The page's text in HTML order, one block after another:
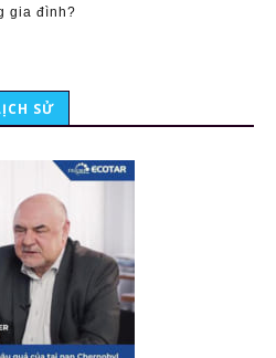
gia đình?
SỬ